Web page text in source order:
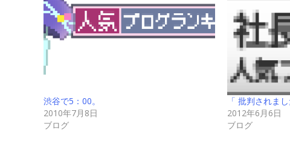
渋谷で5：00。
2010年7月8日
ブログ
「 批判されまし
2012年6月6日
ブログ